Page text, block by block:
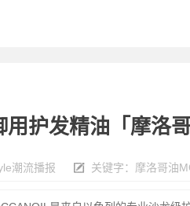
护发精油「摩洛
潮流播报 关键字： 摩洛哥油